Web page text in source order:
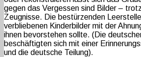
gegen das Vergessen sind Bilder –
Zeugnisse. Die bestürzenden
verbliebenen Kinderbilder mit der
ihnen bevorstehen sollte. (Die
beschäftigten sich mit einer
und die deutsche Teilung).